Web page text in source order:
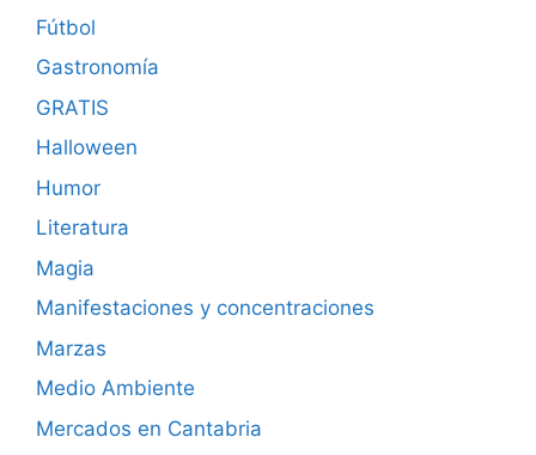
Fútbol
Gastronomía
GRATIS
Halloween
Humor
Literatura
Magia
Manifestaciones y concentraciones
Marzas
Medio Ambiente
Mercados en Cantabria